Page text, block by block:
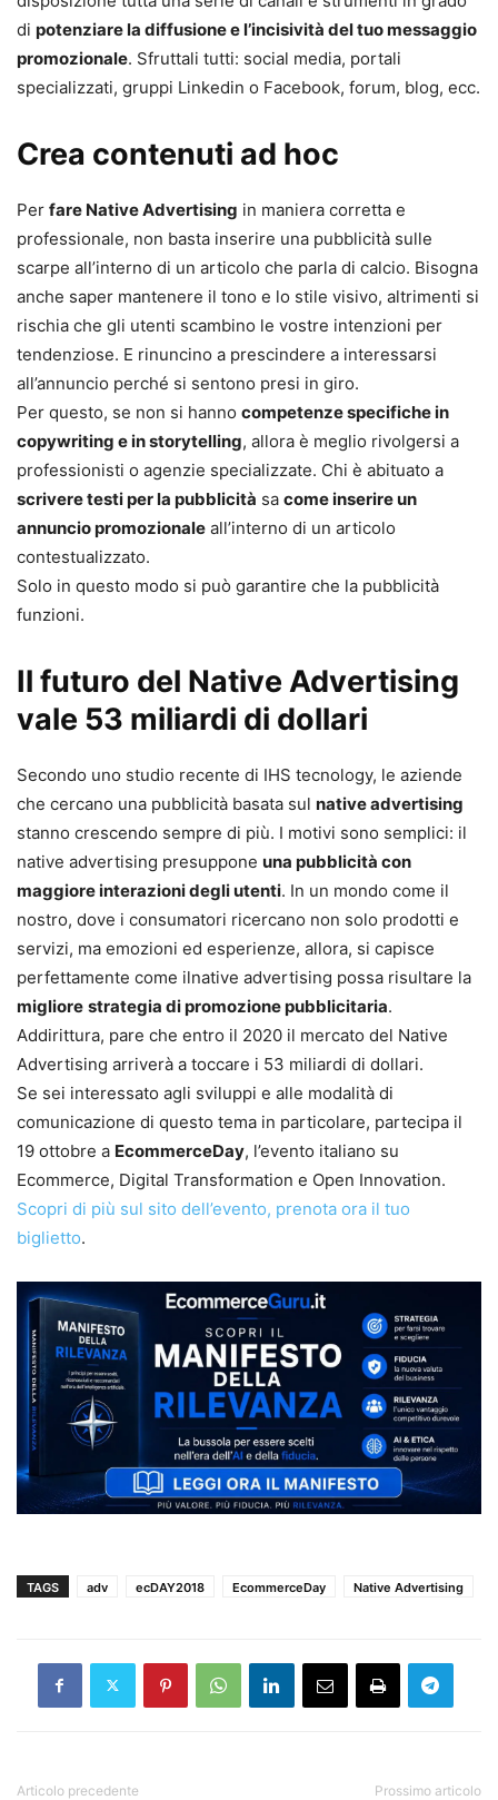
di potenziare la diffusione e l’incisività del tuo messaggio
promozionale. Sfruttali tutti: social media, portali
specializzati, gruppi Linkedin o Facebook, forum, blog, ecc.
Crea contenuti ad hoc
Per fare Native Advertising in maniera corretta e
professionale, non basta inserire una pubblicità sulle
scarpe all’interno di un articolo che parla di calcio. Bisogna
anche saper mantenere il tono e lo stile visivo, altrimenti si
rischia che gli utenti scambino le vostre intenzioni per
tendenziose. E rinuncino a prescindere a interessarsi
all’annuncio perché si sentono presi in giro.
Per questo, se non si hanno competenze specifiche in
copywriting e in storytelling, allora è meglio rivolgersi a
professionisti o agenzie specializzate. Chi è abituato a
scrivere testi per la pubblicità sa come inserire un
annuncio promozionale all’interno di un articolo
contestualizzato.
Solo in questo modo si può garantire che la pubblicità
funzioni.
Il futuro del Native Advertising
vale 53 miliardi di dollari
Secondo uno studio recente di IHS tecnology, le aziende
che cercano una pubblicità basata sul native advertising
stanno crescendo sempre di più. I motivi sono semplici: il
native advertising presuppone una pubblicità con
maggiore interazioni degli utenti. In un mondo come il
nostro, dove i consumatori ricercano non solo prodotti e
servizi, ma emozioni ed esperienze, allora, si capisce
perfettamente come ilnative advertising possa risultare la
migliore strategia di promozione pubblicitaria.
Addirittura, pare che entro il 2020 il mercato del Native
Advertising arriverà a toccare i 53 miliardi di dollari.
Se sei interessato agli sviluppi e alle modalità di
comunicazione di questo tema in particolare, partecipa il
19 ottobre a EcommerceDay, l’evento italiano su
Ecommerce, Digital Transformation e Open Innovation.
Scopri di più sul sito dell’evento, prenota ora il tuo
biglietto.
TAGS adv ecDAY2018 EcommerceDay Native Advertising
Articolo precedente Prossimo articolo